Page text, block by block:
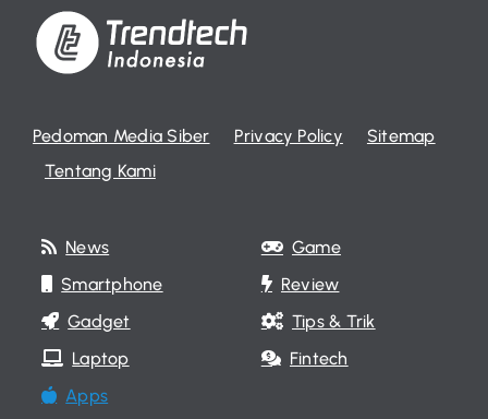
Pedoman Media Siber Privacy Policy
Sitemap
Tentang Kami
News
Smartphone
Gadget
Laptop
Apps
Game
Review
Tips & Trik
Fintech